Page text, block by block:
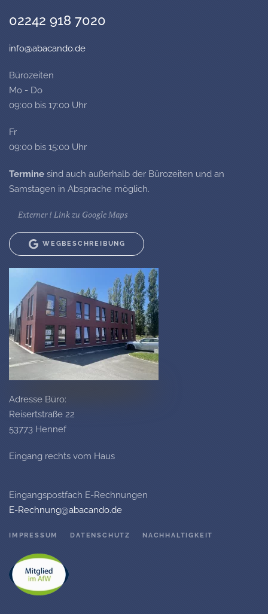
02242 918 7020
info@abacando.de
Bürozeiten
Mo - Do
09:00 bis 17:00 Uhr
Fr
09:00 bis 15:00 Uhr
Termine sind auch außerhalb der Bürozeiten und an
Samstagen in Absprache möglich.
Externer ! Link zu Google Maps
WEGBESCHREIBUNG
Adresse Büro:
Reisertstraße 22
53773 Hennef
Eingang rechts vom Haus
Eingangspostfach E-Rechnungen
E-Rechnung@abacando.de
IMPRESSUM DATENSCHUTZ NACHHALTIGKEIT